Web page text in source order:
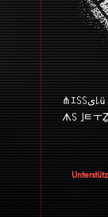
⋔ｴ꒚꒚ﻯ꒒ü￠ｋￓﾼ ꒳ﾼ꒒ￓ ꎧﾼቄ ꒯ﾼｴℕ ﻯ꒒
ᗑ꒚ ｣ﾼￓ